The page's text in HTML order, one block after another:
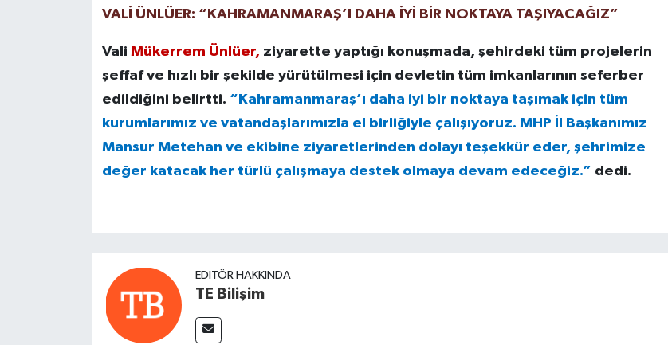
VALİ ÜNLÜER: “KAHRAMANMARAŞ’I DAHA İYİ BİR NOKTAYA TAŞIYACAĞIZ”
Vali Mükerrem Ünlüer, ziyarette yaptığı konuşmada, şehirdeki tüm projelerin
şeffaf ve hızlı bir şekilde yürütülmesi için devletin tüm imkanlarının seferber
edildiğini belirtti. “Kahramanmaraş’ı daha iyi bir noktaya taşımak için tüm
kurumlarımız ve vatandaşlarımızla el birliğiyle çalışıyoruz. MHP İl Başkanımız
Mansur Metehan ve ekibine ziyaretlerinden dolayı teşekkür eder, şehrimize
değer katacak her türlü çalışmaya destek olmaya devam edeceğiz.” dedi.
EDITÖR HAKKINDA
TE Bilişim